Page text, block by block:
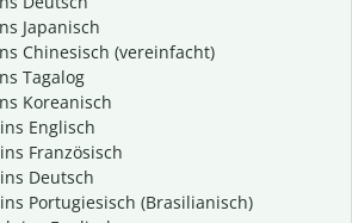
Japanisch
Chinesisch (vereinfacht)
Tagalog
Koreanisch
Englisch
Französisch
Deutsch
Portugiesisch (Brasilianisch)